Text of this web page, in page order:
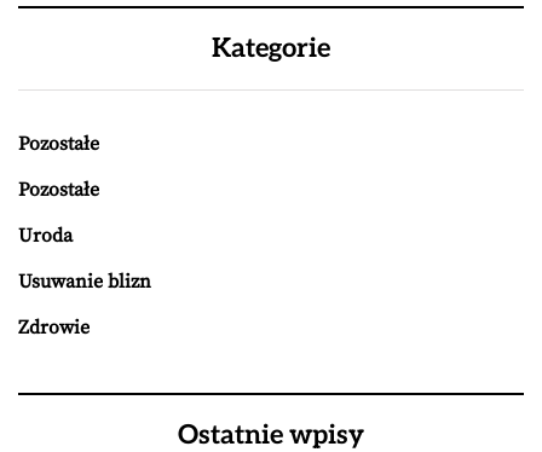
Kategorie
Pozostałe
Pozostałe
Uroda
Usuwanie blizn
Zdrowie
Ostatnie wpisy